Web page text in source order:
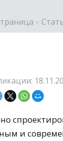
»
и